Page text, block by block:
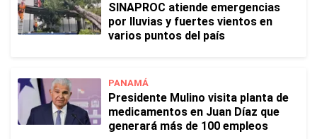
SINAPROC atiende emergencias
por lluvias y fuertes vientos en
varios puntos del país
PANAMÁ
Presidente Mulino visita planta de
medicamentos en Juan Díaz que
generará más de 100 empleos